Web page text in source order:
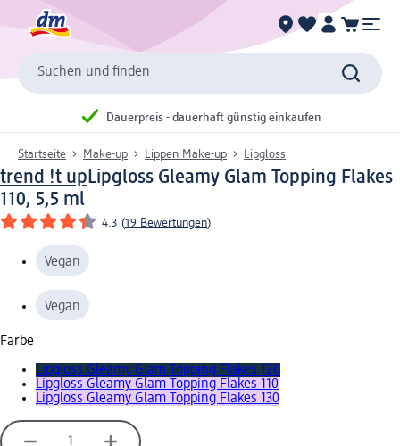
Suchen und finden
Dauerpreis - dauerhaft günstig einkaufen
Startseite Make-up Lippen Make-up Lipgloss
trend !t upLipgloss Gleamy Glam Topping Flakes
110, 5,5 ml
4.3 (19 Bewertungen)
Vegan
Vegan
Farbe
Lipgloss Gleamy Glam Topping Flakes 120
Lipgloss Gleamy Glam Topping Flakes 110
Lipgloss Gleamy Glam Topping Flakes 130